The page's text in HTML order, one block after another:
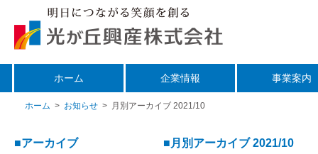
ホーム 企業情報 事業案内
ホーム > お知らせ > 月別アーカイブ 2021/10
■アーカイブ ■月別アーカイブ 2021/10